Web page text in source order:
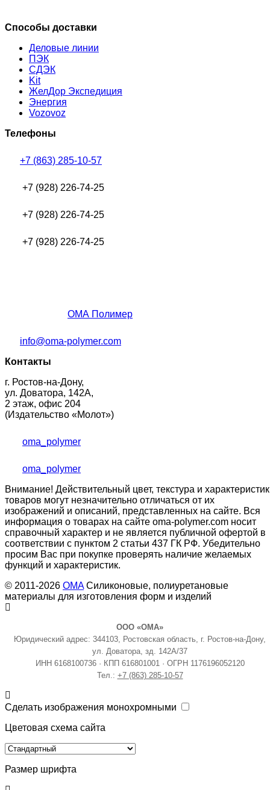
Способы доставки
Деловые линии
ПЭК
СДЭК
Kit
ЖелДор Экспедиция
Энергия
Vozovoz
Телефоны
+7 (863) 285-10-57
+7 (928) 226-74-25
+7 (928) 226-74-25
+7 (928) 226-74-25
ОМА Полимер
info@oma-polymer.com
Контакты
г. Ростов-на-Дону,
ул. Доватора, 142А,
2 этаж, офис 204
(Издательство «Молот»)
oma_polymer
oma_polymer
Внимание! Действительный цвет, текстура и
товаров могут незначительно отличаться от их
изображений и описаний, представленных на сайте. Вся
информация о товарах на сайте oma-polymer.com носит
справочный характер и не является публичной офертой в
соответствии с пунктом 2 статьи 437 ГК РФ. Убедительно
просим Вас при покупке проверять наличие желаемых
функций и характеристик.
© 2011-2026 OMAСиликоновые, полиуретановые
материалы для изготовления форм и изделий
ООО «ОМА»
Юридический адрес: 344103, Ростовская область, г. Ростов-на-Дону,
ул. Доватора, зд. 142А/37
ИНН 6168100736 · КПП 616801001 · ОГРН 1176196052120
Тел.: +7 (863) 285-10-57
Сделать изображения монохромными
Цветовая схема сайта
Размер шрифта